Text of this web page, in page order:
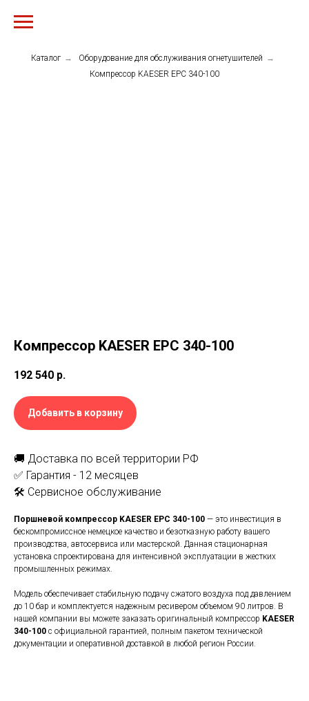
Каталог → Оборудование для обслуживания огнетушителей →
Компрессор KAESER EPC 340-100
Компрессор KAESER EPC 340-100
192 540 р.
Добавить в корзину
🚚 Доставка по всей территории РФ
✅ Гарантия - 12 месяцев
🛠️ Сервисное обслуживание
Поршневой компрессор KAESER EPC 340-100 — это инвестиция в
бескомпромиссное немецкое качество и безотказную работу вашего
производства, автосервиса или мастерской. Данная стационарная
установка спроектирована для интенсивной эксплуатации в жестких
промышленных режимах.
Модель обеспечивает стабильную подачу сжатого воздуха под давлением
до 10 бар и комплектуется надежным ресивером объемом 90 литров. В
нашей компании вы можете заказать оригинальный компрессор KAESER
340-100 с официальной гарантией, полным пакетом технической
документации и оперативной доставкой в любой регион России.